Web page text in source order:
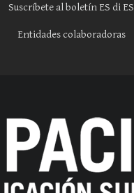
Suscríbete al boletín ES di ES
Entidades colaboradoras